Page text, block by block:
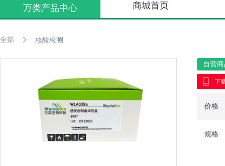
万类产品中心 商城首页
全部 核酸检测
自营
下
价格
规格